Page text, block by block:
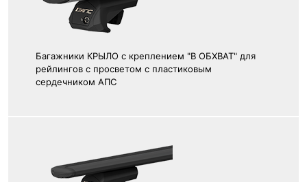
Багажники КРЫЛО с креплением "В ОБХВАТ" для
рейлингов с просветом с пластиковым
сердечником АПС